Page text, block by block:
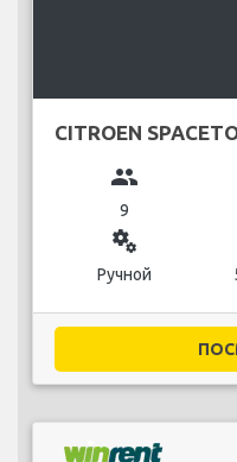
CITROEN
group
9
miscellaneous_services
Ручной